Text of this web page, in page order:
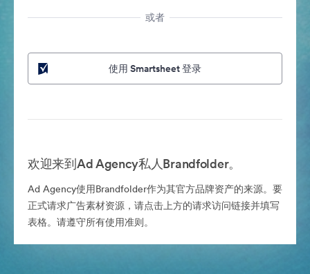
或者
使用 Smartsheet 登录
欢迎来到Ad Agency私人Brandfolder。
Ad Agency使用Brandfolder作为其官方品牌资产的来源。要
正式请求广告素材资源，请点击上方的请求访问链接并填写
表格。请遵守所有使用准则。